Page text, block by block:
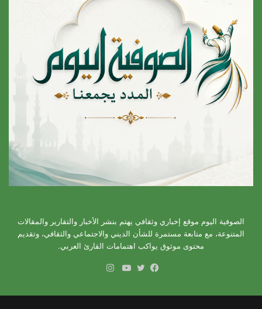
الصوفية اليوم موقع إخباري وثقافي يهتم بنشر الأخبار والتقارير والمقالات
المتنوعة، مع متابعة مستمرة للشأن الديني والاجتماعي والثقافي، وتقديم
محتوى موثوق يواكب اهتمامات القارئ العربي.